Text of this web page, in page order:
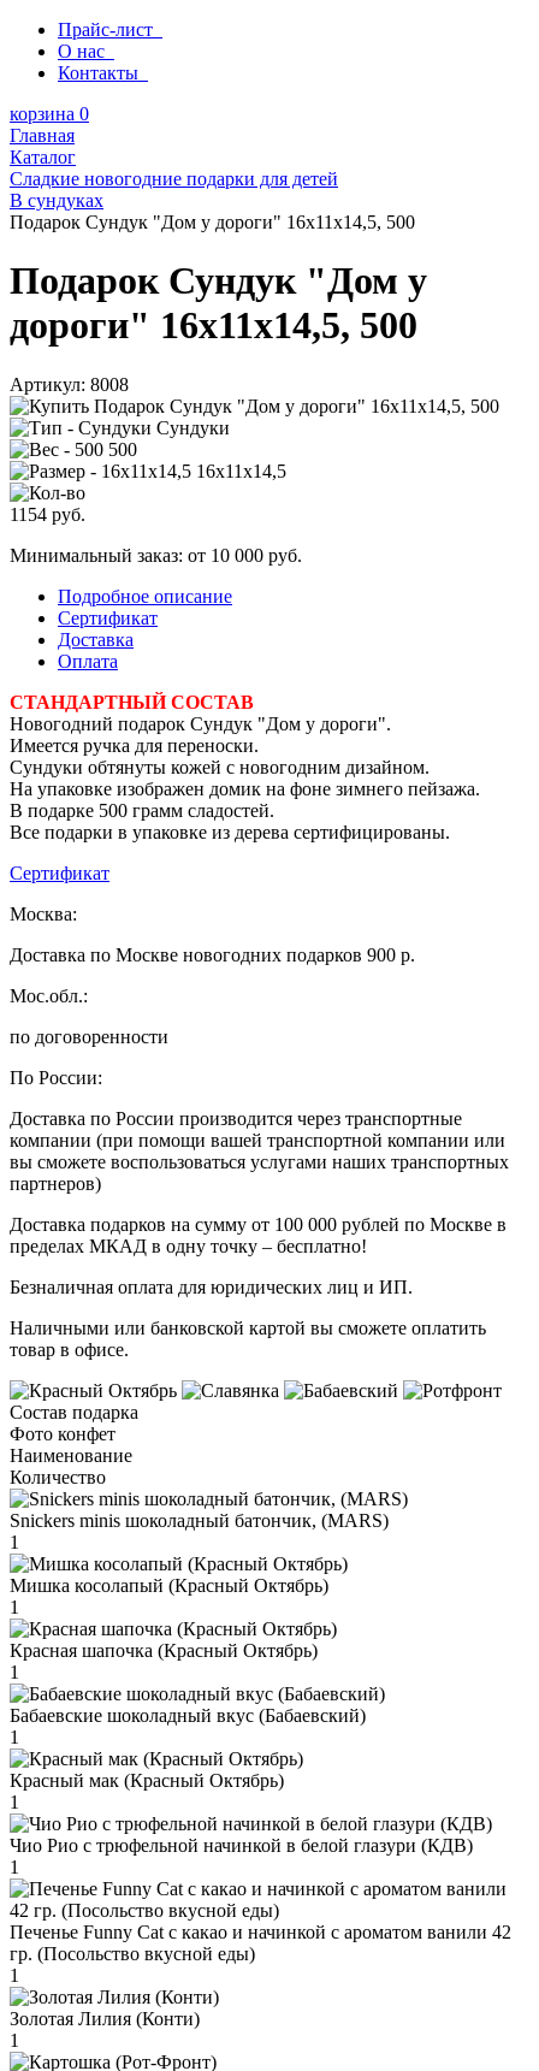
Прайс-лист
О нас
Контакты
корзина 0
Главная
Каталог
Сладкие новогодние подарки для детей
В сундуках
Подарок Сундук "Дом у дороги" 16х11х14,5, 500
Подарок Сундук "Дом у
дороги" 16х11х14,5, 500
Артикул: 8008
Сундуки
500
16х11х14,5
1154 руб.
Минимальный заказ: от 10 000 руб.
Подробное описание
Сертификат
Доставка
Оплата
СТАНДАРТНЫЙ СОСТАВ
Новогодний подарок Сундук "Дом у дороги".
Имеется ручка для переноски.
Сундуки обтянуты кожей с новогодним дизайном.
На упаковке изображен домик на фоне зимнего пейзажа.
В подарке 500 грамм сладостей.
Все подарки в упаковке из дерева сертифицированы.
Сертификат
Москва:
Доставка по Москве новогодних подарков 900 р.
Мос.обл.:
по договоренности
По России:
Доставка по России производится через транспортные
компании (при помощи вашей транспортной компании или
вы сможете воспользоваться услугами наших транспортных
партнеров)
Доставка подарков на сумму от 100 000 рублей по Москве в
пределах МКАД в одну точку – бесплатно!
Безналичная оплата для юридических лиц и ИП.
Наличными или банковской картой вы сможете оплатить
товар в офисе.
Состав подарка
Фото конфет
Наименование
Количество
Snickers minis шоколадный батончик, (MARS)
1
Мишка косолапый (Красный Октябрь)
1
Красная шапочка (Красный Октябрь)
1
Бабаевские шоколадный вкус (Бабаевский)
1
Красный мак (Красный Октябрь)
1
Чио Рио с трюфельной начинкой в белой глазури (КДВ)
1
Печенье Funny Сat с какао и начинкой с ароматом ванили 42
гр. (Посольство вкусной еды)
1
Золотая Лилия (Конти)
1